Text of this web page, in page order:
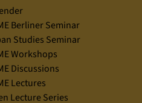
Berliner Seminar
Studies Seminar
Workshops
Discussions
Lectures
Lecture Series